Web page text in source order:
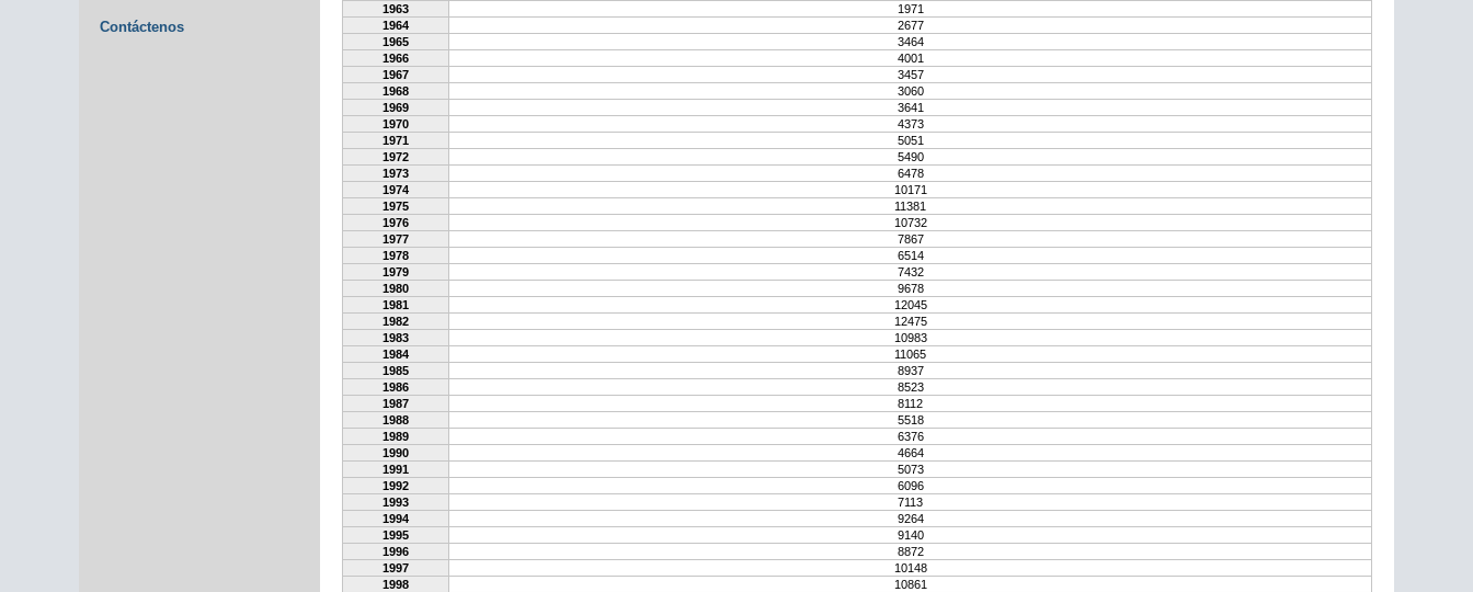
Contáctenos
1963
1971
1964
2677
1965
3464
1966
4001
1967
3457
1968
3060
1969
3641
1970
4373
1971
5051
1972
5490
1973
6478
1974
10171
1975
11381
1976
10732
1977
7867
1978
6514
1979
7432
1980
9678
1981
12045
1982
12475
1983
10983
1984
11065
1985
8937
1986
8523
1987
8112
1988
5518
1989
6376
1990
4664
1991
5073
1992
6096
1993
7113
1994
9264
1995
9140
1996
8872
1997
10148
1998
10861